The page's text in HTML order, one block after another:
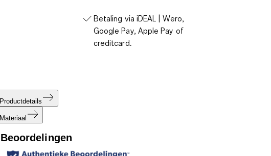
Betaling via iDEAL | Wero,
Google Pay, Apple Pay of
creditcard.
Productdetails
Materiaal
Beoordelingen